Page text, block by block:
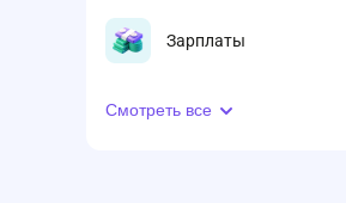
Зарплаты
Смотреть все